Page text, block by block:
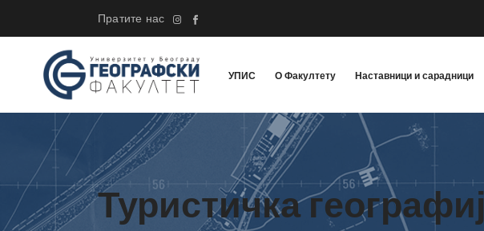
Пратите нас
УПИС О Факултету Наставници и сарадници
Туристичка